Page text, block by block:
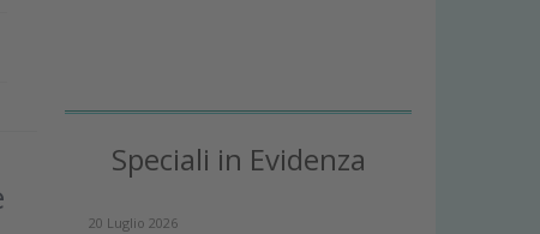
Speciali in Evidenza
20 Luglio 2026